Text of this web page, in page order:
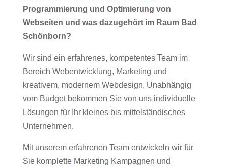
Programmierung und Optimierung von
Webseiten und was dazugehört im Raum Bad
Schönborn?
Wir sind ein erfahrenes, kompetentes Team im
Bereich Webentwicklung, Marketing und
kreativem, modernem Webdesign. Unabhängig
vom Budget bekommen Sie von uns individuelle
Lösungen für Ihr kleines bis mittelständisches
Unternehmen.
Mit unserem erfahrenen Team entwickeln wir für
Sie komplette Marketing Kampagnen und